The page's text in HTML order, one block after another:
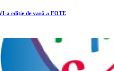
a ediție de vară a FOTE